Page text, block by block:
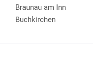
Braunau am Inn
Buchkirchen